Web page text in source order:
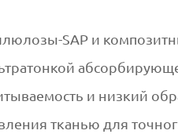
SAP и
и низкий
тканью для